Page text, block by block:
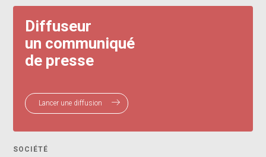
Diffuseur
un communiqué
de presse
Lancer une diffusion
SOCIÉTÉ